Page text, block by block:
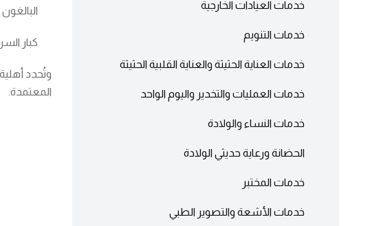
خدمات العيادات الخارجية
خدمات التنويم
خدمات العناية الحثيثة والعناية القلبية الحثيثة
خدمات العمليات والتخدير واليوم الواحد
خدمات النساء والولادة
الحضانة ورعاية حديثي الولادة
خدمات المختبر
خدمات الأشعة والتصوير الطبي
البالغون
كبار
وتُحدد
المعتمدة.